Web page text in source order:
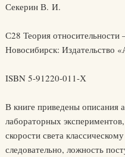
Секерин В. И.
С28 Теория
Новосибирск:
ISBN 5-91220-011-Х
В книге приведены описания
лабораторных
скорости света
следовательно, ложность